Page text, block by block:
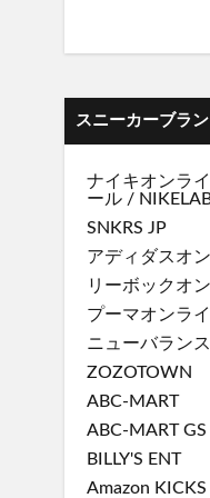
スニーカーブラ
ナイキオンラ
ール /
SNKRS JP
アディダスオ
リーボックオ
プーマオンラ
ニューバラン
ZOZOTOWN
ABC-MART
ABC-MART GS
BILLY'S ENT
Amazon KICKS